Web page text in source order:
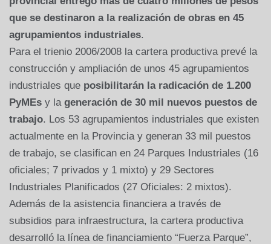
que se destinaron a la realización de obras en 45
agrupamientos industriales.
Para el trienio 2006/2008 la cartera productiva prevé la
construcción y ampliación de unos 45 agrupamientos
industriales que posibilitarán la radicación de 1.200
PyMEs y la generación de 30 mil nuevos puestos de
trabajo. Los 53 agrupamientos industriales que existen
actualmente en la Provincia y generan 33 mil puestos
de trabajo, se clasifican en 24 Parques Industriales (16
oficiales; 7 privados y 1 mixto) y 29 Sectores
Industriales Planificados (27 Oficiales: 2 mixtos).
Además de la asistencia financiera a través de
subsidios para infraestructura, la cartera productiva
desarrolló la línea de financiamiento “Fuerza Parque”,